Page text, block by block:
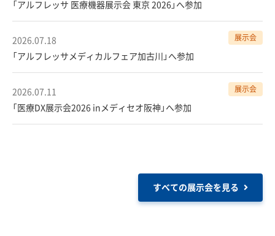
「アルフレッサ 医療機器展示会 東京 2026」へ参加
2026.07.18 展示会
「アルフレッサメディカルフェア加古川」へ参加
2026.07.11 展示会
「医療DX展示会2026 inメディセオ阪神」へ参加
すべての展示会を見る